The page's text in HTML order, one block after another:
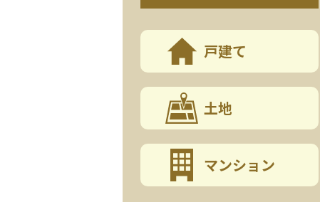
戸建て
土地
マンション